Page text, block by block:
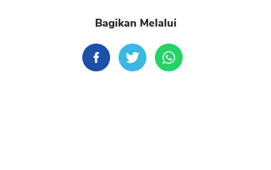
Bagikan Melalui